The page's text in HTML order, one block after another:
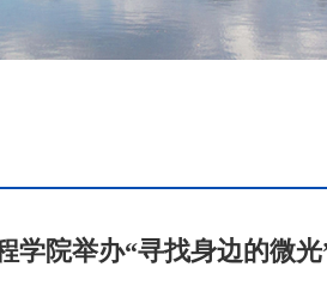
学院举办“寻找身边的微